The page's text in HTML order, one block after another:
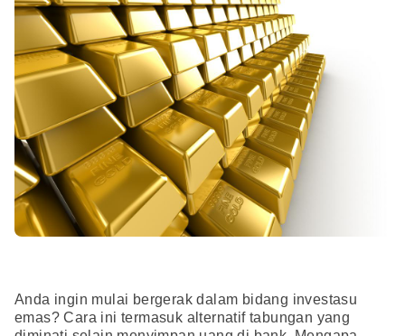
Anda ingin mulai bergerak dalam bidang investasu
emas? Cara ini termasuk alternatif tabungan yang